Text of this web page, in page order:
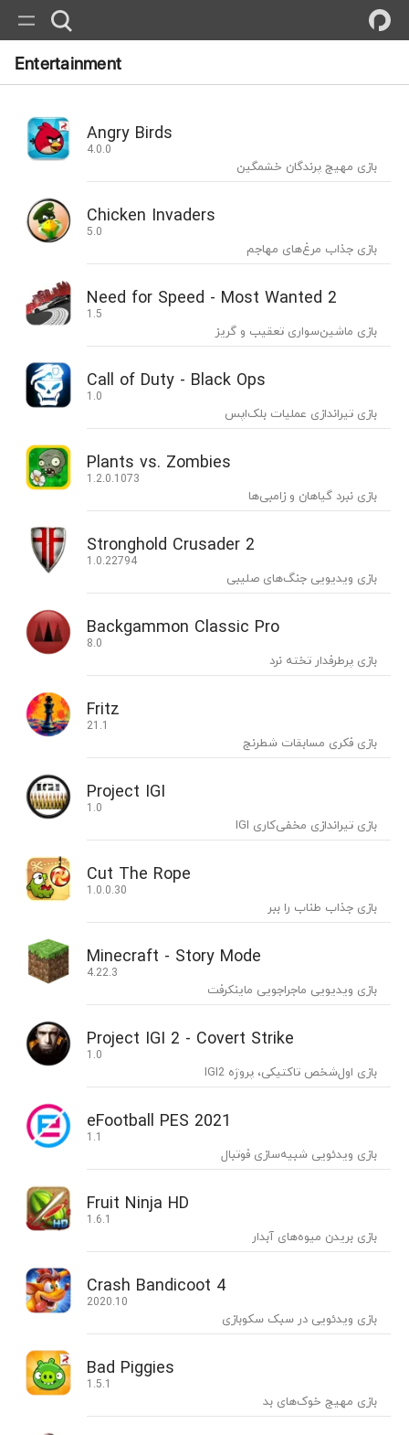
Entertainment
Angry Birds
4.0.0
بازی مهیج پرندگان خشمگین
Chicken Invaders
5.0
بازی جذاب مرغ‌های مهاجم
Need for Speed - Most Wanted 2
1.5
بازی ماشین‌سواری تعقیب و گریز
Call of Duty - Black Ops
1.0
بازی تیراندازی عملیات بلک‌اپس
Plants vs. Zombies
1.2.0.1073
بازی نبرد گیاهان و زامبی‌ها
Stronghold Crusader 2
1.0.22794
بازی ویدیویی جنگ‌های صلیبی
Backgammon Classic Pro
8.0
بازی پرطرفدار تخته نرد
Fritz
21.1
بازی فکری مسابقات شطرنج
Project IGI
1.0
بازی تیراندازی مخفی‌کاری IGI
Cut The Rope
1.0.0.30
بازی جذاب طناب را ببر
Minecraft - Story Mode
4.22.3
بازی ویدیویی ماجراجویی ماینکرفت
Project IGI 2 - Covert Strike
1.0
بازی اول‌شخص تاکتیکی، پروژه IGI2
eFootball PES 2021
1.1
بازی‌ ویدئویی شبیه‌سازی فوتبال
Fruit Ninja HD
1.6.1
بازی بریدن میوه‌های آبدار
Crash Bandicoot 4
2020.10
بازی ویدئویی در سبک سکوبازی
Bad Piggies
1.5.1
بازی مهیج خوک‌های بد